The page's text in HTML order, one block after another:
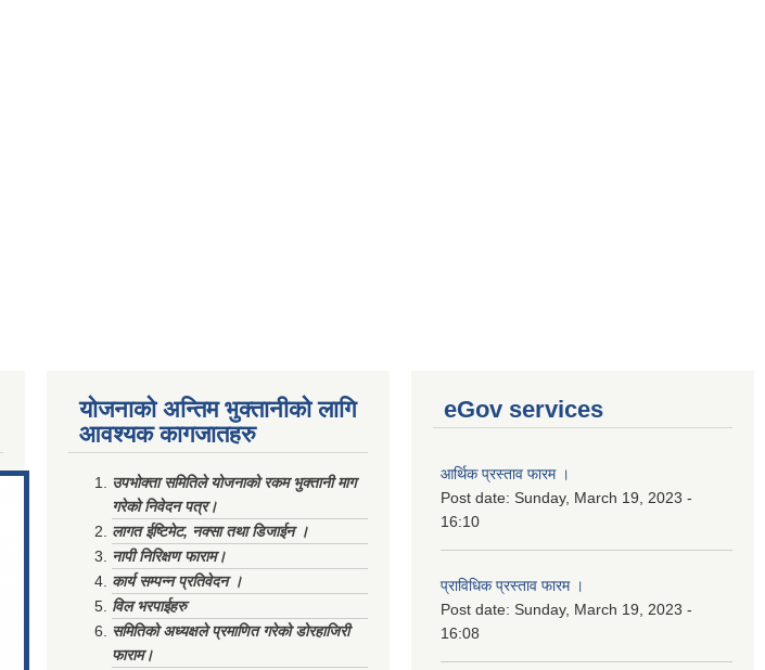
योजनाको अन्तिम भुक्तानीको लागि
आवश्यक कागजातहरु
उपभोक्ता समितिले योजनाको रकम भुक्तानी माग
गरेको निवेदन पत्र।
लागत ईष्टिमेट, नक्सा तथा डिजाईन ।
नापी निरिक्षण फाराम।
कार्य सम्पन्न प्रतिवेदन ।
विल भरपाईहरु
समितिको अध्यक्षले प्रमाणित गरेको डोरहाजिरी
फाराम।
eGov services
आर्थिक प्रस्ताव फारम ।
Post date: Sunday, March 19, 2023 -
16:10
प्राविधिक प्रस्ताव फारम ।
Post date: Sunday, March 19, 2023 -
16:08